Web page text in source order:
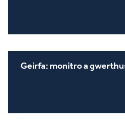
Geirfa: monitro a